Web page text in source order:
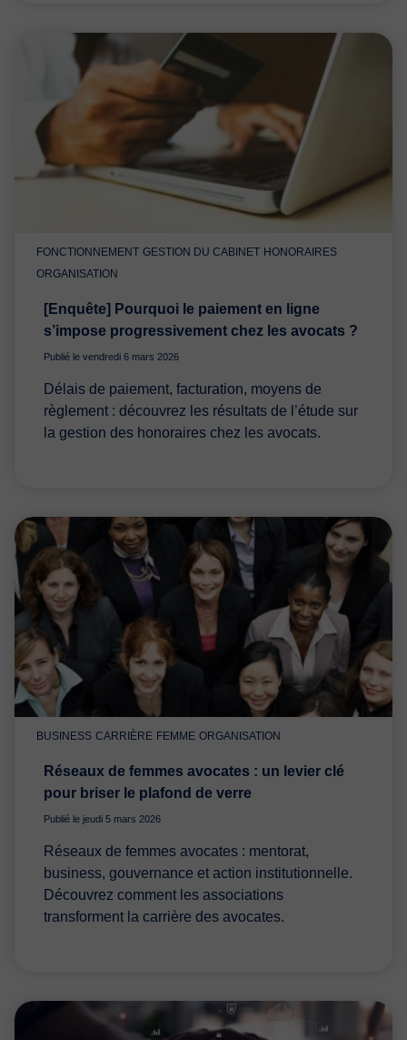
FONCTIONNEMENT GESTION DU CABINET HONORAIRES
ORGANISATION
[Enquête] Pourquoi le paiement en ligne
s’impose progressivement chez les avocats ?
Publié le vendredi 6 mars 2026
Délais de paiement, facturation, moyens de
règlement : découvrez les résultats de l’étude sur
la gestion des honoraires chez les avocats.
BUSINESS CARRIÈRE FEMME ORGANISATION
Réseaux de femmes avocates : un levier clé
pour briser le plafond de verre
Publié le jeudi 5 mars 2026
Réseaux de femmes avocates : mentorat,
business, gouvernance et action institutionnelle.
Découvrez comment les associations
transforment la carrière des avocates.